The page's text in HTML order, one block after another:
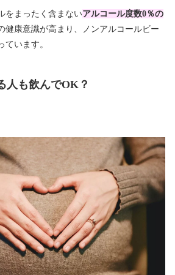
をまったく含まないアルコール度数0％の
健康意識が高まり、ノンアルコールビー
ています。
人も飲んでOK？